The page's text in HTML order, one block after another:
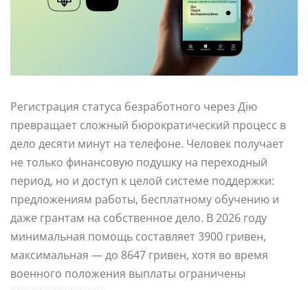
Регистрация статуса безработного через Дію
превращает сложный бюрократический процесс в
дело десяти минут на телефоне. Человек получает
не только финансовую подушку на переходный
период, но и доступ к целой системе поддержки:
предложениям работы, бесплатному обучению и
даже грантам на собственное дело. В 2026 году
минимальная помощь составляет 3900 гривен,
максимальная — до 8647 гривен, хотя во время
военного положения выплаты ограничены